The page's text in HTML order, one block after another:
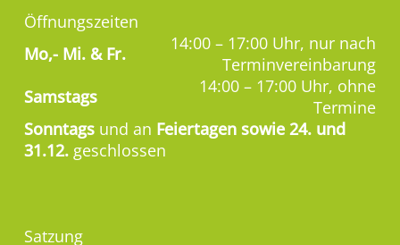
Öffnungszeiten
Mo,- Mi. & Fr.
14:00 – 17:00 Uhr, nur nach
Terminvereinbarung
Samstags
14:00 – 17:00 Uhr, ohne
Termine
Sonntags und an Feiertagen sowie 24. und
31.12. geschlossen
Satzung